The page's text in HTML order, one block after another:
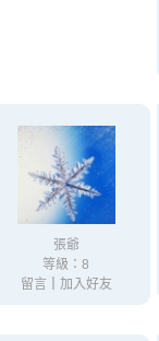
張爺
等級：8
留言｜ 加入好友